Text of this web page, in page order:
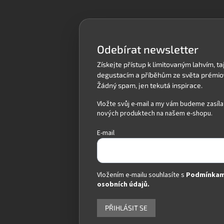
Odebírat newsletter
Vložte svůj e-mail a my vám budeme
nových produktech na našem e-shopu.
E-mail
Vložením e-mailu souhlasíte s
osobních údajů.
PŘIHLÁSIT SE